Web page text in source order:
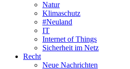
Natur
Klimaschutz
#Neuland
IT
Internet of Things
Sicherheit im Netz
Recht
Neue Nachrichten